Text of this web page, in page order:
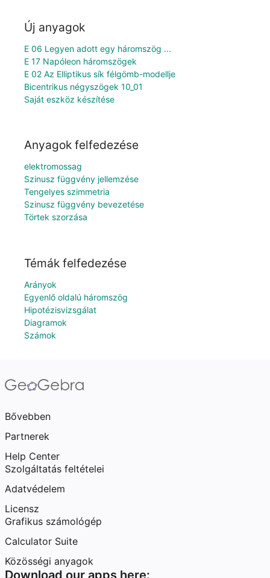
Új anyagok
E 06 Legyen adott egy háromszög ...
E 17 Napóleon háromszögek
E 02 Az Elliptikus sík félgömb-modellje
Bicentrikus négyszögek 10_01
Saját eszköz készítése
Anyagok felfedezése
elektromossag
Szinusz függvény jellemzése
Tengelyes szimmetria
Szinusz függvény bevezetése
Törtek szorzása
Témák felfedezése
Arányok
Egyenlő oldalú háromszög
Hipotézisvizsgálat
Diagramok
Számok
Bővebben
Partnerek
Help Center
Szolgáltatás feltételei
Adatvédelem
Licensz
Grafikus számológép
Calculator Suite
Közösségi anyagok
Download our apps here: